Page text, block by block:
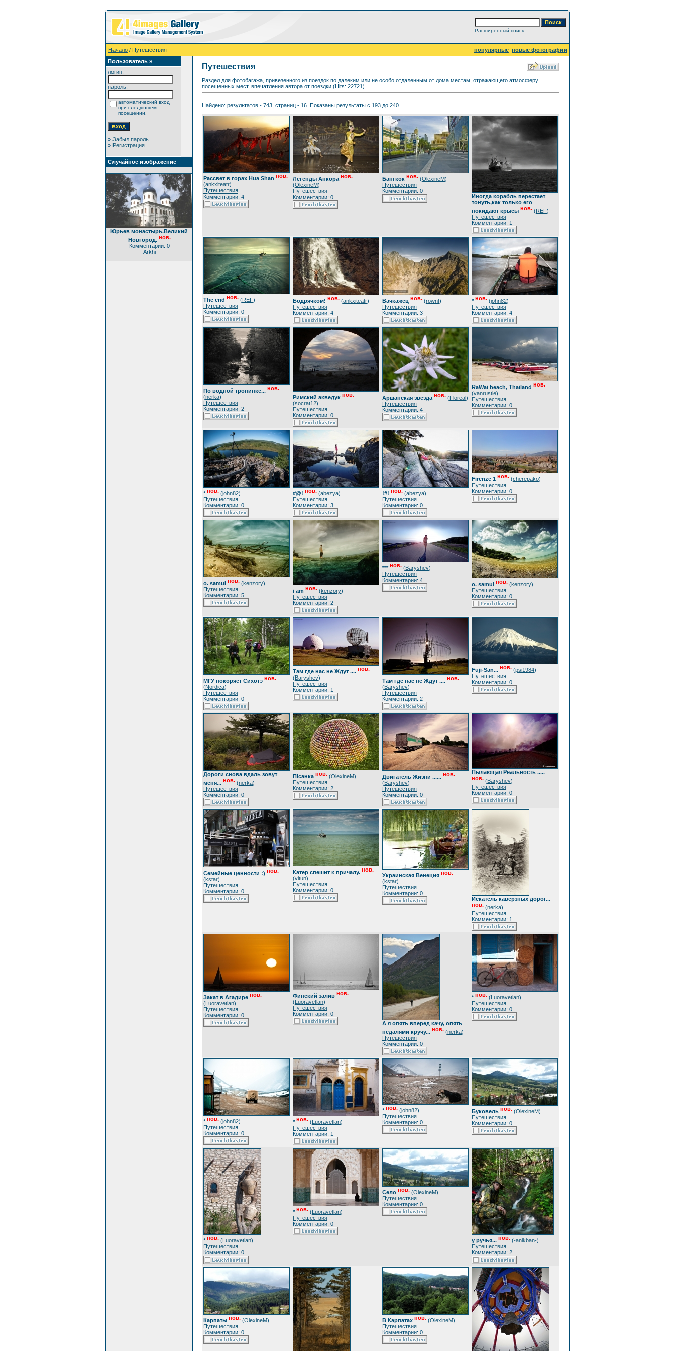
Расширенный поиск
Начало / Путешествия популярные новые фотографии
Пользователь »
логин:
пароль:
автоматический вход
при следующем
посещении.
» Забыл пароль
» Регистрация
Случайное изображение
Юрьев монастырь.Великий
Новгород. нов.
Комментарии: 0
Arkhi
Путешествия
Раздел для фотобагажа, привезенного из поездок по далеким или не особо отдаленным от дома местам, отражающего атмосферу
посещенных мест, впечатления автора от поездки (Hits: 22721)
Найдено: результатов - 743, страниц - 16. Показаны результаты с 193 до 240.
Рассвет в горах Hua Shan нов.
(ankxiteatr)
Путешествия
Комментарии: 4
Легенды Анкора нов.
(OlexineM)
Путешествия
Комментарии: 0
Бангкок нов. (OlexineM)
Путешествия
Комментарии: 0
Иногда корабль перестает
тонуть,как только его
покидают крысы нов. (REF)
Путешествия
Комментарии: 1
The end нов. (REF)
Путешествия
Комментарии: 0
Бодрячком! нов. (ankxiteatr)
Путешествия
Комментарии: 4
Вачкажец нов. (rownt)
Путешествия
Комментарии: 3
* нов. (john82)
Путешествия
Комментарии: 4
По водной тропинке... нов.
(nerka)
Путешествия
Комментарии: 2
Римский акведук нов.
(socrat12)
Путешествия
Комментарии: 0
Аршанская звезда нов. (Floreal)
Путешествия
Комментарии: 4
RaWai beach, Thailand нов.
(vanrustle)
Путешествия
Комментарии: 0
* нов. (john82)
Путешествия
Комментарии: 0
#@! нов. (abezya)
Путешествия
Комментарии: 3
!#! нов. (abezya)
Путешествия
Комментарии: 0
Firenze 1 нов. (cherepako)
Путешествия
Комментарии: 0
o. samui нов. (kenzory)
Путешествия
Комментарии: 5
i am нов. (kenzory)
Путешествия
Комментарии: 2
*** нов. (Baryshev)
Путешествия
Комментарии: 4
o. samui нов. (kenzory)
Путешествия
Комментарии: 0
МГУ покоряет Сихотэ нов.
(Nordica)
Путешествия
Комментарии: 0
Там где нас не Ждут .... нов.
(Baryshev)
Путешествия
Комментарии: 1
Там где нас не Ждут .... нов.
(Baryshev)
Путешествия
Комментарии: 2
Fuji-San... нов. (psi1984)
Путешествия
Комментарии: 0
Дороги снова вдаль зовут
меня... нов. (nerka)
Путешествия
Комментарии: 0
Пiсанка нов. (OlexineM)
Путешествия
Комментарии: 2
Двигатель Жизни ...... нов.
(Baryshev)
Путешествия
Комментарии: 0
Пылающая Реальность .....
нов. (Baryshev)
Путешествия
Комментарии: 0
Семейные ценности :) нов.
(kstar)
Путешествия
Комментарии: 0
Катер спешит к причалу. нов.
(vitun)
Путешествия
Комментарии: 0
Украинская Венеция нов.
(kstar)
Путешествия
Комментарии: 0
Искатель каверзных дорог...
нов. (nerka)
Путешествия
Комментарии: 1
Закат в Агадире нов.
(Luoravetlan)
Путешествия
Комментарии: 0
Финский залив нов.
(Luoravetlan)
Путешествия
Комментарии: 0
А я опять вперед качу, опять
педалями кручу... нов. (nerka)
Путешествия
Комментарии: 0
* нов. (Luoravetlan)
Путешествия
Комментарии: 0
* нов. (john82)
Путешествия
Комментарии: 0
* нов. (Luoravetlan)
Путешествия
Комментарии: 1
* нов. (john82)
Путешествия
Комментарии: 0
Буковель нов. (OlexineM)
Путешествия
Комментарии: 0
* нов. (Luoravetlan)
Путешествия
Комментарии: 0
* нов. (Luoravetlan)
Путешествия
Комментарии: 0
Село нов. (OlexineM)
Путешествия
Комментарии: 0
у ручья... нов. (-anikban-)
Путешествия
Комментарии: 2
Карпаты нов. (OlexineM)
Путешествия
Комментарии: 0
В Карпатах нов. (OlexineM)
Путешествия
Комментарии: 0